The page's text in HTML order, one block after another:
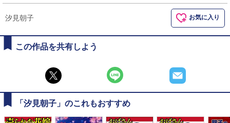
汐見朝子 お気に入り
この作品を共有しよう
「汐見朝子」のこれもおすすめ